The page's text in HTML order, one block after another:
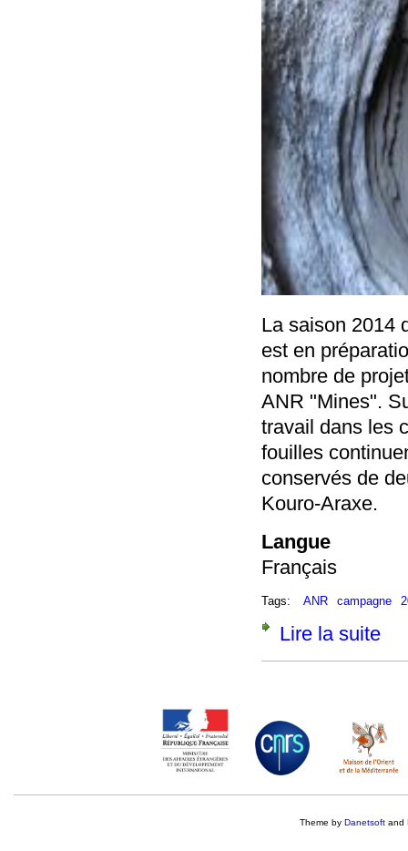
La saison 2014
est en
nombre de
ANR "Mines".
travail dans les
fouilles
conservés de
Kouro-Araxe.
Langue
Français
Tags: ANR campagne
Lire la suite
Theme by Danetsoft and